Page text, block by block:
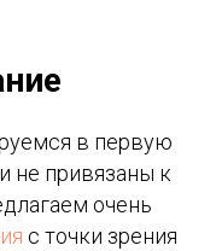
в первую
не привязаны к
очень
с точки зрения